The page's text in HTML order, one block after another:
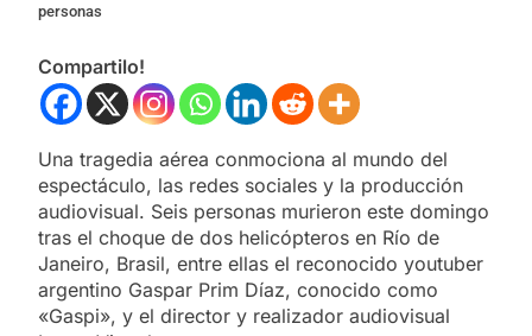
personas
Compartilo!
Una tragedia aérea conmociona al mundo del
espectáculo, las redes sociales y la producción
audiovisual. Seis personas murieron este domingo
tras el choque de dos helicópteros en Río de
Janeiro, Brasil, entre ellas el reconocido youtuber
argentino Gaspar Prim Díaz, conocido como
«Gaspi», y el director y realizador audiovisual